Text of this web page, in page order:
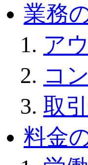
業務
ア
コ
取
料金